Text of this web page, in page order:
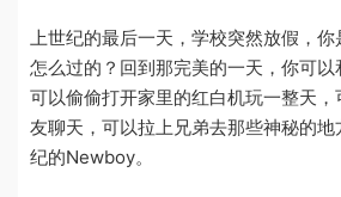
上世纪的最后一天，学校突然放假，
怎么过的？回到那完美的一天，你可以
可以偷偷打开家里的红白机玩一整天
友聊天，可以拉上兄弟去那些神秘的
纪的Newboy。